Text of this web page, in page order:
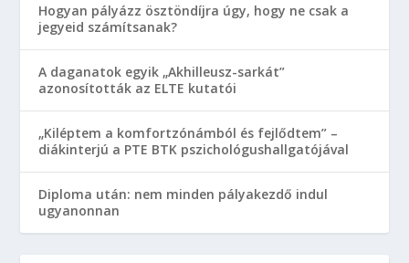
Hogyan pályázz ösztöndíjra úgy, hogy ne csak a
jegyeid számítsanak?
A daganatok egyik „Akhilleusz-sarkát”
azonosították az ELTE kutatói
„Kiléptem a komfortzónámból és fejlődtem” –
diákinterjú a PTE BTK pszichológushallgatójával
Diploma után: nem minden pályakezdő indul
ugyanonnan